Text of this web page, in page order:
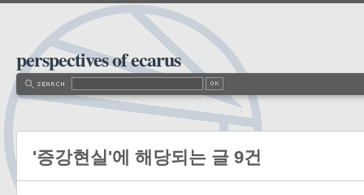
perspectives of ecarus
'증강현실'에 해당되는 글 9건